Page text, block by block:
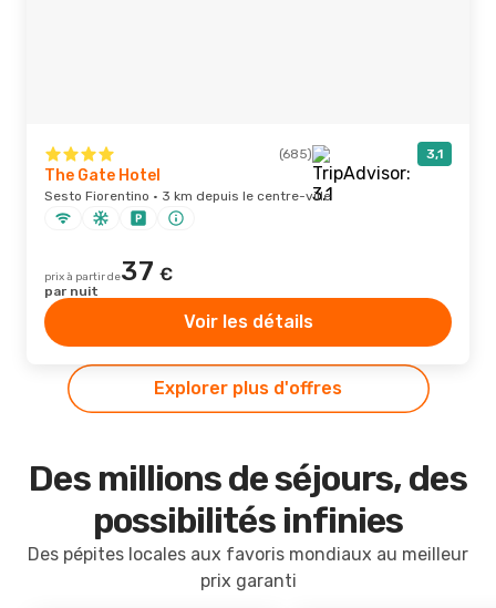
(685) 3,1
The Gate Hotel
Sesto Fiorentino · 3 km depuis le centre-ville
prix à partir de37 €
par nuit
Voir les détails
Explorer plus d'offres
Des millions de séjours, des
possibilités infinies
Des pépites locales aux favoris mondiaux au meilleur
prix garanti